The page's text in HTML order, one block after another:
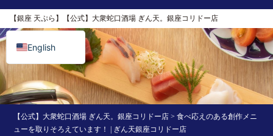
【銀座 天ぷら】【公式】大衆蛇口酒場 ぎん天。銀座コリドー店
【公式】大衆蛇口酒場 ぎん天。銀座コリドー店 >食べ応えのある創作メニ
ューを取りそろえています！ | ぎん天銀座コリドー店
English
日本語
简体中文